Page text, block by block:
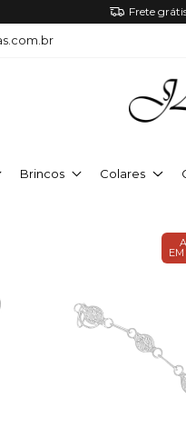
Frete
Brincos Colares